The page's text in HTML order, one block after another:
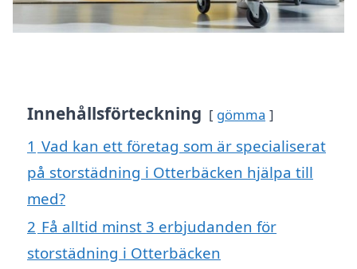
Innehållsförteckning gömma
1 Vad kan ett företag som är specialiserat
på storstädning i Otterbäcken hjälpa till
med?
2 Få alltid minst 3 erbjudanden för
storstädning i Otterbäcken